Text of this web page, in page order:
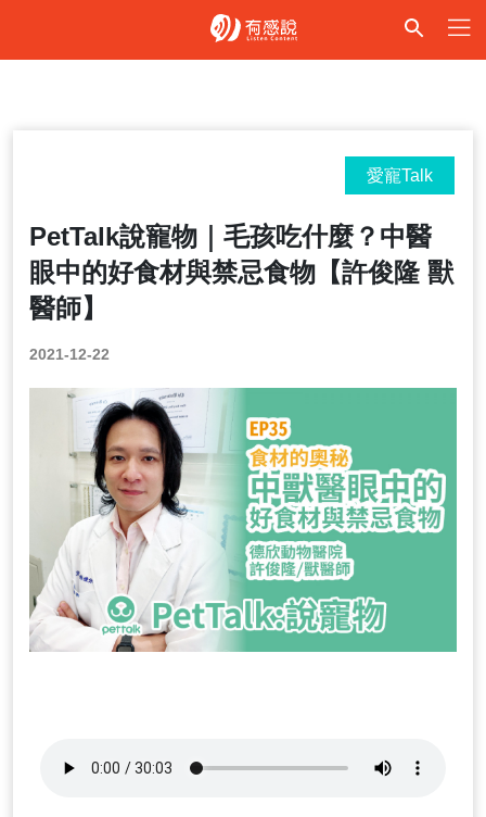
PetTalk說寵物｜毛孩吃什麼？中醫
眼中的好食材與禁忌食物【許俊隆 獸
醫師】
愛寵Talk
2021-12-22